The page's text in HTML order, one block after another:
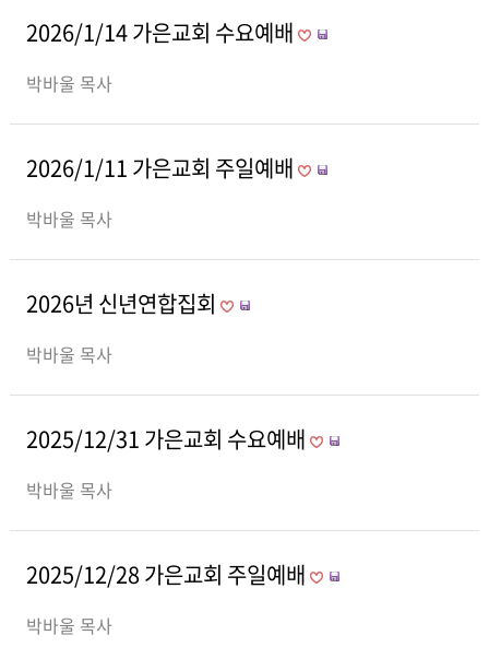
2026/1/14 가은교회 수요예배
박바울 목사
2026/1/11 가은교회 주일예배
박바울 목사
2026년 신년연합집회
박바울 목사
2025/12/31 가은교회 수요예배
박바울 목사
2025/12/28 가은교회 주일예배
박바울 목사